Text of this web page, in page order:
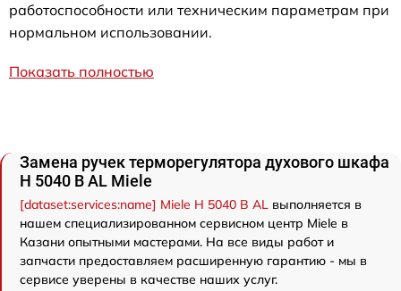
работоспособности или техническим параметрам при
нормальном использовании.
Показать полностью
Замена ручек терморегулятора духового шкафа
H 5040 B AL Miele
[dataset:services:name] Miele H 5040 B AL выполняется в
нашем специализированном сервисном центр Miele в
Казани опытными мастерами. На все виды работ и
запчасти предоставляем расширенную гарантию - мы в
сервисе уверены в качестве наших услуг.